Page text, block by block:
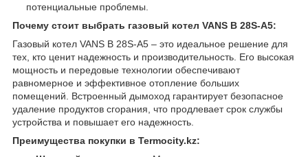
потенциальные проблемы.
Почему стоит выбрать газовый котел VANS B 28S-A5:
Газовый котел VANS B 28S-A5 – это идеальное решение для
тех, кто ценит надежность и производительность. Его высокая
мощность и передовые технологии обеспечивают
равномерное и эффективное отопление больших
помещений. Встроенный дымоход гарантирует безопасное
удаление продуктов сгорания, что продлевает срок службы
устройства и повышает его надежность.
Преимущества покупки в Termocity.kz: